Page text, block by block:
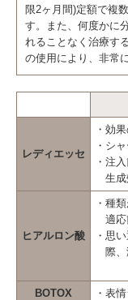
限2ヶ月間)定額で複
す。また、何度かに
れることなく治療す
の使用により、非常
レディエッセ
・効
・シ
・注
生成
ヒアルロン酸
・種
適応
・思
際、
BOTOX ・表